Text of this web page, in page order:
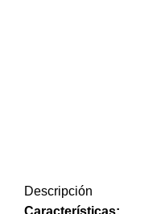
Descripción